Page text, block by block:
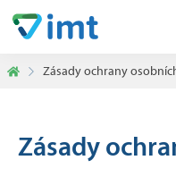
Zásady ochrany
Zásady